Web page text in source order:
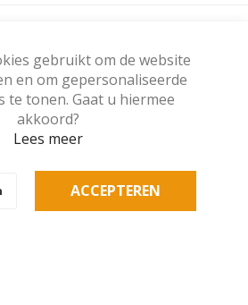
gebruikt om de website
en om gepersonaliseerde
te tonen. Gaat u hiermee
akkoord?
Lees meer
ACCEPTEREN
© Gerritsma Interieur.